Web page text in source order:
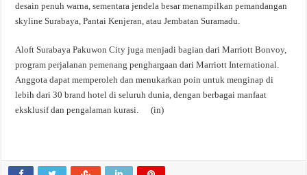
desain penuh warna, sementara jendela besar menampilkan pemandangan
skyline Surabaya, Pantai Kenjeran, atau Jembatan Suramadu.
Aloft Surabaya Pakuwon City juga menjadi bagian dari Marriott Bonvoy,
program perjalanan pemenang penghargaan dari Marriott International.
Anggota dapat memperoleh dan menukarkan poin untuk menginap di
lebih dari 30 brand hotel di seluruh dunia, dengan berbagai manfaat
eksklusif dan pengalaman kurasi. (in)